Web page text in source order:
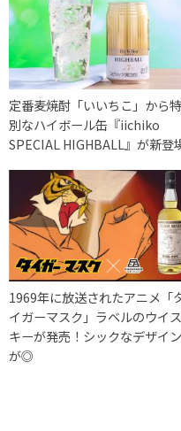
定番麦焼酎「いいちこ」から特
別なハイボール缶『iichiko
SPECIAL HIGHBALL』が新登
1969年に放送されたアニメ「
イガーマスク」ラベルのウイス
キーが発売！シックなデザイン
が◎